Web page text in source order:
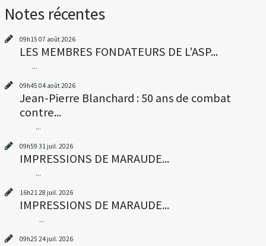
Notes récentes
09h15 07 août 2026
LES MEMBRES FONDATEURS DE L'ASP...
...
09h45 04 août 2026
Jean-Pierre Blanchard : 50 ans de combat
contre...
...
09h59 31 juil. 2026
IMPRESSIONS DE MARAUDE...
...
16h2128 juil. 2026
IMPRESSIONS DE MARAUDE...
...
09h25 24 juil. 2026